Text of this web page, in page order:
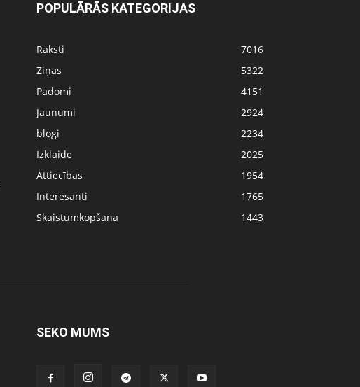
POPULĀRĀS KATEGORIJAS
Raksti
7016
Ziņas
5322
Padomi
4151
Jaunumi
2924
blogi
2234
Izklaide
2025
Attiecības
1954
Interesanti
1765
Skaistumkopšana
1443
SEKO MUMS